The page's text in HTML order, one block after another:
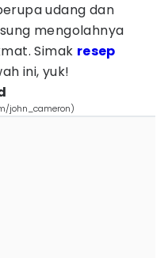
udang dan
mengolahnya
Simak resep
ini, yuk!
john_cameron)